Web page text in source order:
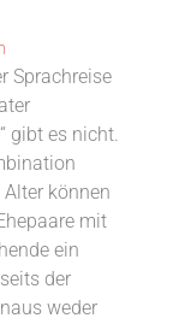
Sprachreise
gibt es nicht.
können
mit
ein
der
weder